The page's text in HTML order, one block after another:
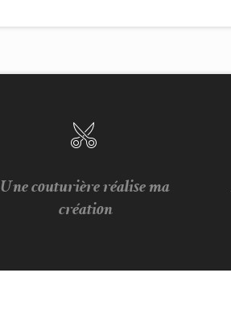
Une couturière réalise ma
création